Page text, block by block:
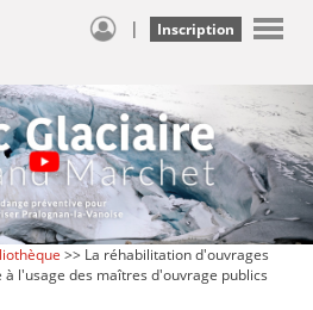
| Inscription
>> La réhabilitation d'ouvrages
l'usage des maîtres d'ouvrage publics